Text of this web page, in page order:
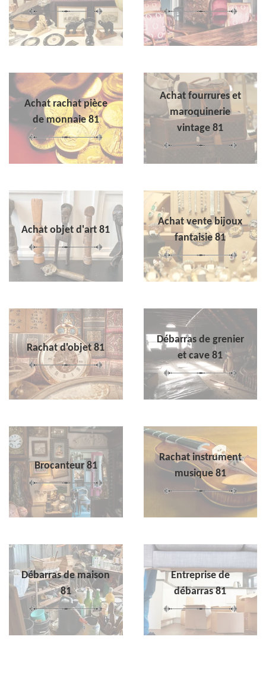
Achat rachat pièce
de monnaie 81
Achat fourrures et
maroquinerie
vintage 81
Achat objet d'art 81
Achat vente bijoux
fantaisie 81
Rachat d'objet 81
Débarras de grenier
et cave 81
Brocanteur 81
Rachat instrument
musique 81
Débarras de maison
81
Entreprise de
débarras 81